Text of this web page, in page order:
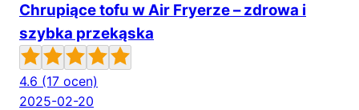
Chrupiące tofu w Air Fryerze – zdrowa i
szybka przekąska
4.6 (17 ocen)
2025-02-20